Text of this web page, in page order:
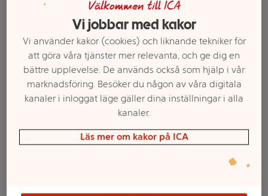
Välj butik och handla
Välkommen till ICA
Vi jobbar med kakor
Vi använder kakor (cookies) och liknande tekniker för
att göra våra tjänster mer relevanta, och ge dig en
bättre upplevelse. De används också som hjälp i vår
marknadsföring. Besöker du någon av våra digitala
kanaler i inloggat läge gäller dina inställningar i alla
kanaler.
Läs mer om kakor på ICA